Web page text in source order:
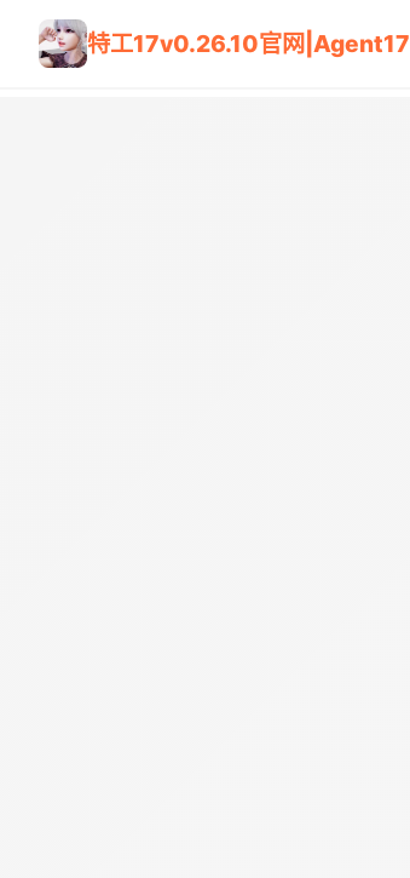
特工17v0.26.10官网|Agent17